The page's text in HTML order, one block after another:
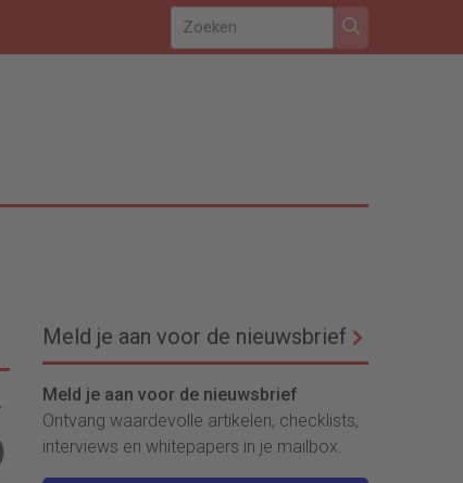
Meld je aan voor de nieuwsbrief
Meld je aan voor de nieuwsbrief
Ontvang waardevolle artikelen, checklists,
interviews en whitepapers in je mailbox.